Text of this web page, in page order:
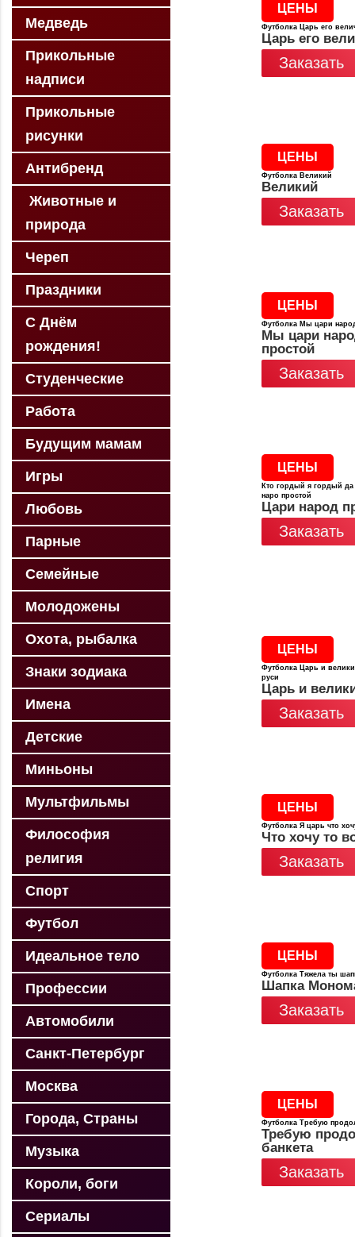
Медведь
Прикольные
надписи
Прикольные
рисунки
Антибренд
Животные и
природа
Череп
Праздники
С Днём
рождения!
Студенческие
Работа
Будущим мамам
Игры
Любовь
Парные
Семейные
Молодожены
Охота, рыбалка
Знаки зодиака
Имена
Детские
Миньоны
Мультфильмы
Философия
религия
Спорт
Футбол
Идеальное тело
Профессии
Автомобили
Санкт-Петербург
Москва
Города, Страны
Музыка
Короли, боги
Сериалы
ЦЕНЫ
Футболка Царь его
Царь его
Заказать
ЦЕНЫ
Футболка Великий
Великий
Заказать
ЦЕНЫ
Футболка Мы цари
Мы цари
простой
Заказать
ЦЕНЫ
Кто гордый я гордый
наро простой
Цари народ
Заказать
ЦЕНЫ
Футболка Царь и
руси
Царь и
Заказать
ЦЕНЫ
Футболка Я царь что
Что хочу то
Заказать
ЦЕНЫ
Футболка Тяжела ты
Шапка
Заказать
ЦЕНЫ
Футболка Требую
Требую
банкета
Заказать